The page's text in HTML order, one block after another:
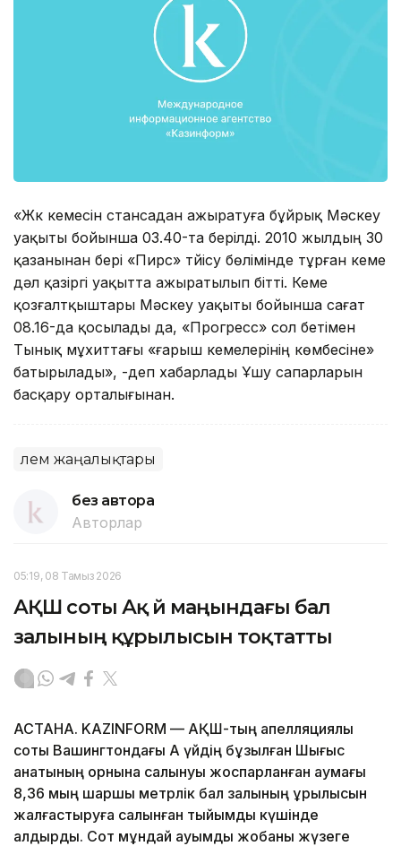
«Жүк кемесін стансадан ажыратуға бұйрық Мәскеу
уақыты бойынша 03.40-та берілді. 2010 жылдың 30
қазанынан бері «Пирс» түйісу бөлімінде тұрған кеме
дәл қазіргі уақытта ажыратылып бітті. Кеме
қозғалтқыштары Мәскеу уақыты бойынша сағат
08.16-да қосылады да, «Прогресс» сол бетімен
Тынық мұхиттағы «ғарыш кемелерінің көмбесіне»
батырылады», -деп хабарлады Ұшу сапарларын
басқару орталығынан.
Әлем жаңалықтары
без автора
Авторлар
05:19, 08 Тамыз 2026
АҚШ соты Ақ үй маңындағы бал
залының құрылысын тоқтатты
АСТАНА. KAZINFORM — АҚШ-тың апелляциялық
соты Вашингтондағы Ақ үйдің бұзылған Шығыс
қанатының орнына салынуы жоспарланған аумағы
8,36 мың шаршы метрлік бал залының құрылысын
жалғастыруға салынған тыйымды күшінде
қалдырды. Сот мұндай ауқымды жобаны жүзеге